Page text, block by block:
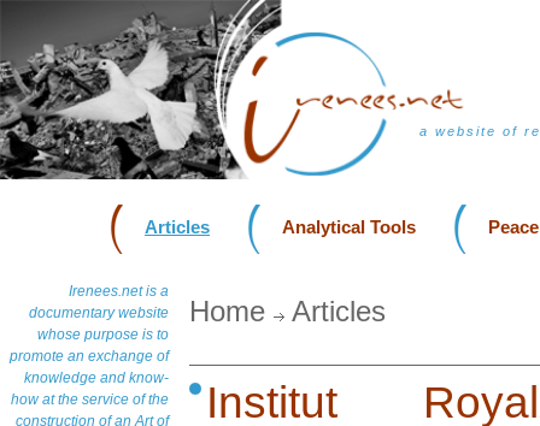
a website of
Articles Analytical Tools
Irenees.net is a
documentary website
whose purpose is to
promote an exchange of
knowledge and know-
how at the service of the
construction of an Art of
Home Articles
Institut